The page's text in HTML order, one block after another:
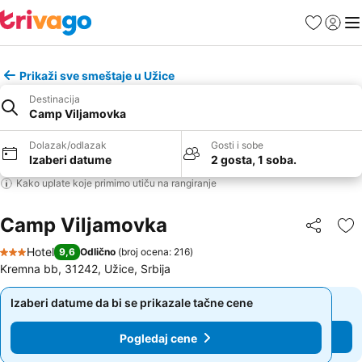
FavoritiPrijavi
Prikaži sve smeštaje u Užice
Destinacija
Camp Viljamovka
Dolazak/odlazak
Izaberi datume
Gosti i sobe
2 gosta, 1 soba.
Kako uplate koje primimo utiču na rangiranje
Camp Viljamovka Deli
3 Zvezdice
Hotel 9,6 Odlično (broj ocena: 216)
Kremna bb, 31242, Užice, Srbija
Izaberi datume da bi se prikazale tačne cene
Pogledaj cene
Izaberi datume da bi se prikazale tačne cene
Pogledaj cene